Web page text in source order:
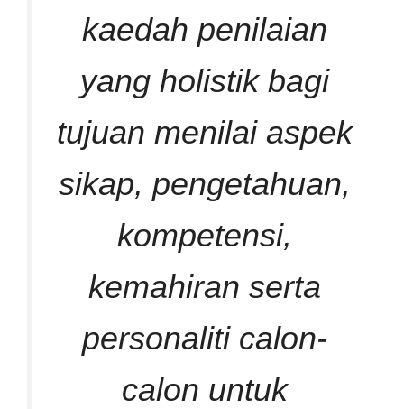
kaedah penilaian
yang holistik bagi
tujuan menilai aspek
sikap, pengetahuan,
kompetensi,
kemahiran serta
personaliti calon-
calon untuk